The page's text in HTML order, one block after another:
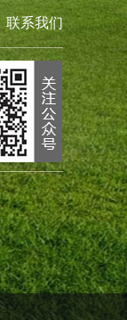
联系我们